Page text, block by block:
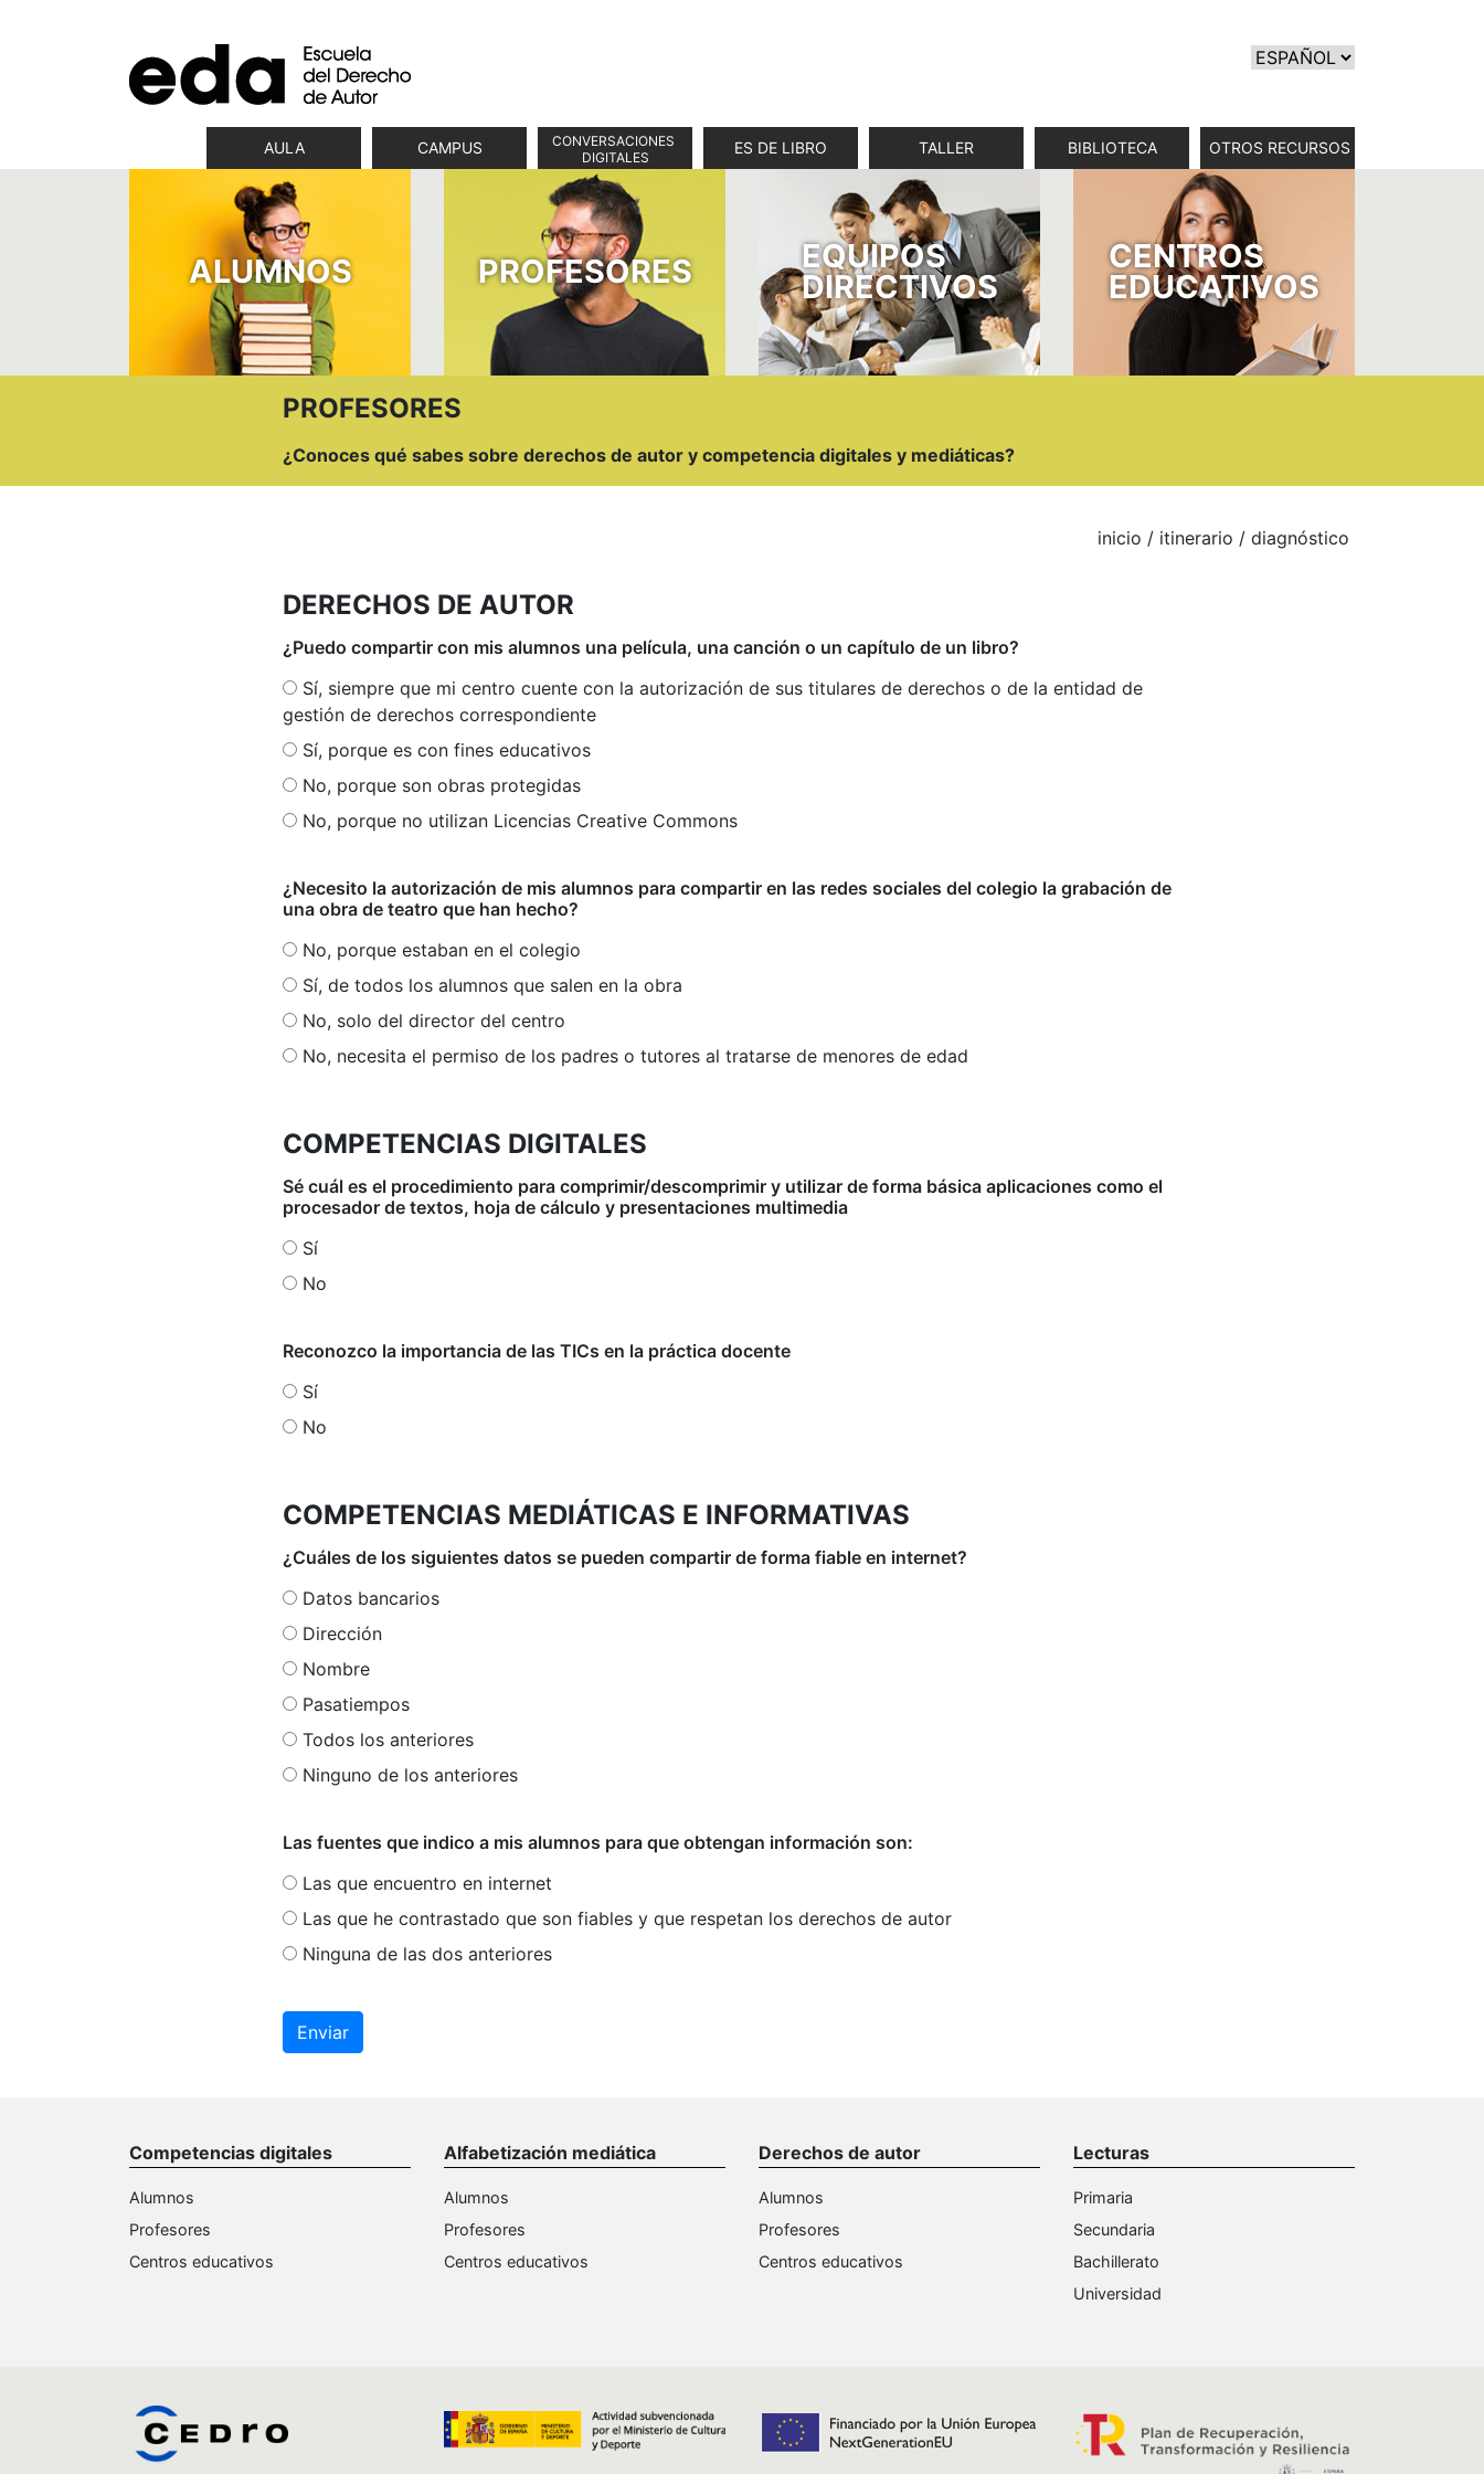
AULA CAMPUS
CONVERSACIONES
DIGITALES
ES DE LIBRO TALLER BIBLIOTECA OTROS RECURSOS
ALUMNOS PROFESORES
EQUIPOS
DIRECTIVOS
CENTROS
EDUCATIVOS
PROFESORES
¿Conoces qué sabes sobre derechos de autor y competencia digitales y mediáticas?
inicio / itinerario / diagnóstico
DERECHOS DE AUTOR
¿Puedo compartir con mis alumnos una película, una canción o un capítulo de un libro?
Sí, siempre que mi centro cuente con la autorización de sus titulares de derechos o de la entidad de
gestión de derechos correspondiente
Sí, porque es con fines educativos
No, porque son obras protegidas
No, porque no utilizan Licencias Creative Commons
¿Necesito la autorización de mis alumnos para compartir en las redes sociales del colegio la grabación de
una obra de teatro que han hecho?
No, porque estaban en el colegio
Sí, de todos los alumnos que salen en la obra
No, solo del director del centro
No, necesita el permiso de los padres o tutores al tratarse de menores de edad
COMPETENCIAS DIGITALES
Sé cuál es el procedimiento para comprimir/descomprimir y utilizar de forma básica aplicaciones como el
procesador de textos, hoja de cálculo y presentaciones multimedia
Sí
No
Reconozco la importancia de las TICs en la práctica docente
Sí
No
COMPETENCIAS MEDIÁTICAS E INFORMATIVAS
¿Cuáles de los siguientes datos se pueden compartir de forma fiable en internet?
Datos bancarios
Dirección
Nombre
Pasatiempos
Todos los anteriores
Ninguno de los anteriores
Las fuentes que indico a mis alumnos para que obtengan información son:
Las que encuentro en internet
Las que he contrastado que son fiables y que respetan los derechos de autor
Ninguna de las dos anteriores
Enviar
Competencias digitales
Alumnos
Profesores
Centros educativos
Alfabetización mediática
Alumnos
Profesores
Centros educativos
Derechos de autor
Alumnos
Profesores
Centros educativos
Lecturas
Primaria
Secundaria
Bachillerato
Universidad